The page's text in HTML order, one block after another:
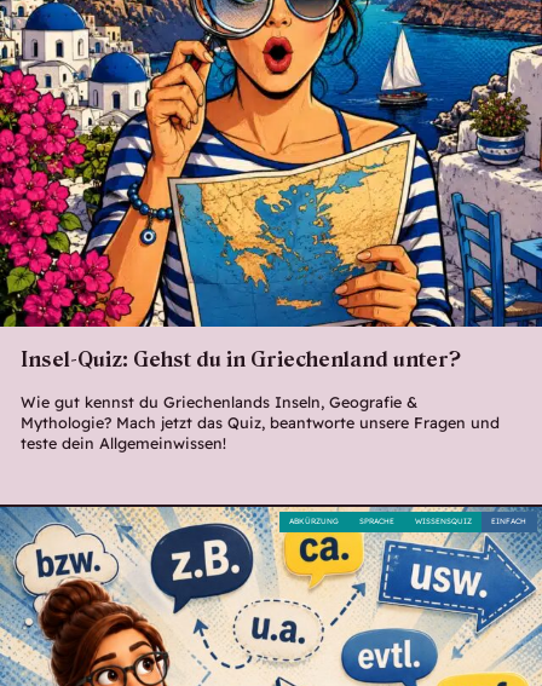
Insel-Quiz: Gehst du in Griechenland unter?
Wie gut kennst du Griechenlands Inseln, Geografie &
Mythologie? Mach jetzt das Quiz, beantworte unsere Fragen und
teste dein Allgemeinwissen!
EINFACH
WISSENSQUIZ
SPRACHE
ABKÜRZUNG